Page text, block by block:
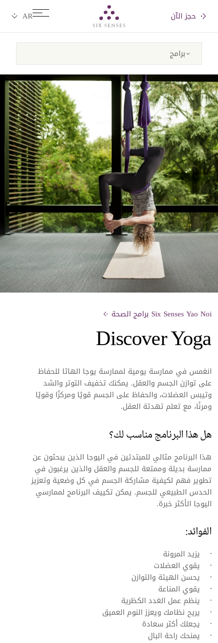
حجز الآن
Six Senses Yao Noi برامج الصحة
Discover Yoga
انغمس في ممارسة يومية لممارسة يوجا الهاثا للحفاظ
على توازن الجسم والعقل. يمكنك تخفيف التوتر والشد
وتيبس العضلات، والحفاظ على الجسم قويًا ومركزًا وقويًا
ومرنًا، مع تعلم تهدئة العقل.
هل هذا البرنامج مناسب لك؟
هذا البرنامج مثالي للمبتدئين في اليوجا الذين يبحثون عن
ممارسة بديلة وممتعة للجسم والعقل والذين يرغبون في
تطوير فهم لكيفية مشاركة الجسم في كل وضعية وتعزيز
الحدس الطبيعي للجسم. يمكن تكييف البرنامج لممارسي
اليوجا الأكثر خبرة.
الفوائد:
يزيد المرونة
يقوي العضلات
يحسن الهيئة والتوازن
يقوي المناعة
ينظم عمل الغدد الكظرية
يريح نظامك ويعزز النوم العميق
يجعلك أكثر سعادة
يمنحك راحة البال